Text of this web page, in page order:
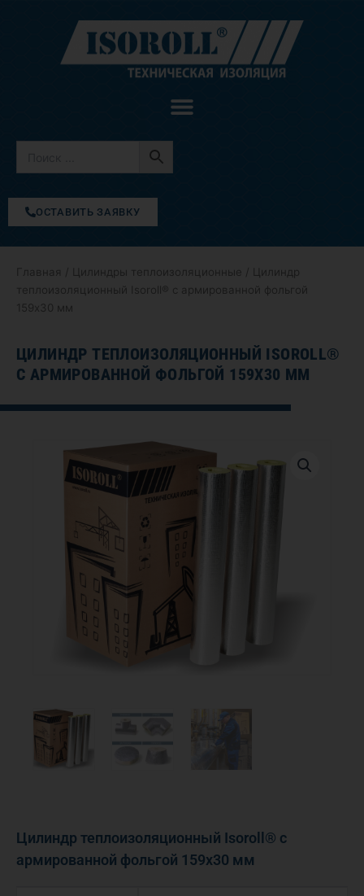
содержимому
ОСТАВИТЬ ЗАЯВКУ
Главная Цилиндры теплоизоляционные / Цилиндр
теплоизоляционный Isoroll® с армированной фольгой
159х30 мм
ЦИЛИНДР ТЕПЛОИЗОЛЯЦИОННЫЙ ISOROLL®
С АРМИРОВАННОЙ ФОЛЬГОЙ 159Х30 ММ
Цилиндр теплоизоляционный Isoroll® с
армированной фольгой 159х30 мм